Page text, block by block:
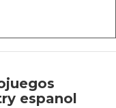
espanol